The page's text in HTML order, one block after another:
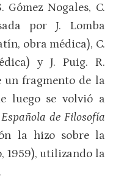
Gómez Nogales, C.
por J. Lomba
obra médica), C.
y J. Puig. R.
un fragmento de la
luego se volvió a
de Filosofía
la hizo sobre la
1959), utilizando la